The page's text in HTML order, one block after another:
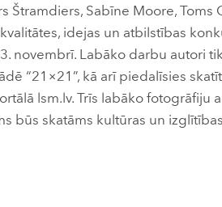
Štramdiers, Sabīne Moore,
idejas un atbilstības
novembrī. Labāko darbu autori
“21×21”, kā arī piedalīsies
lsm.lv. Trīs labāko fotogrāfiju
būs skatāms kultūras un